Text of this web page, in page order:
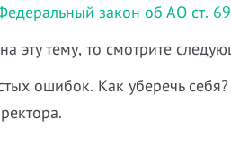
закон об АО ст. 69
эту тему, то смотрите
ошибок. Как уберечь себя?
.